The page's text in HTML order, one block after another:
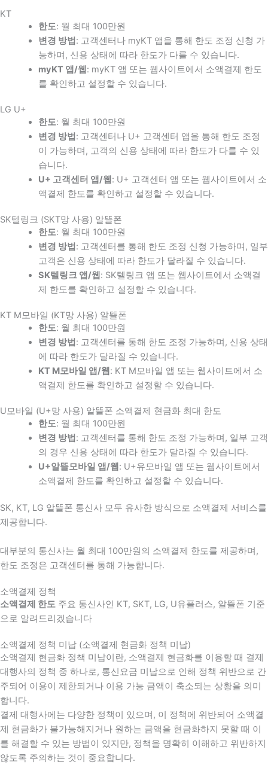
KT
한도: 월 최대 100만원
변경 방법 : 고객센터나 myKT 앱을 통해 한도 조정 신청 가
능하며, 신용 상태에 따라 한도가 다를 수 있습니다.
myKT 앱/웹 : myKT 앱 또는 웹사이트에서 소액결제 한도
를 확인하고 설정할 수 있습니다.
LG U+
한도: 월 최대 100만원
변경 방법 : 고객센터나 U+ 고객센터 앱을 통해 한도 조정
이 가능하며, 고객의 신용 상태에 따라 한도가 다를 수 있
습니다.
U+ 고객센터 앱/웹 : U+ 고객센터 앱 또는 웹사이트에서 소
액결제 한도를 확인하고 설정할 수 있습니다.
SK텔링크 (SKT망 사용) 알뜰폰
한도: 월 최대 100만원
변경 방법 : 고객센터를 통해 한도 조정 신청 가능하며, 일부
고객은 신용 상태에 따라 한도가 달라질 수 있습니다.
SK텔링크 앱/웹 : SK텔링크 앱 또는 웹사이트에서 소액결
제 한도를 확인하고 설정할 수 있습니다.
KT M모바일 (KT망 사용) 알뜰폰
한도: 월 최대 100만원
변경 방법 : 고객센터를 통해 한도 조정 가능하며, 신용 상태
에 따라 한도가 달라질 수 있습니다.
KT M모바일 앱/웹 : KT M모바일 앱 또는 웹사이트에서 소
액결제 한도를 확인하고 설정할 수 있습니다.
U모바일 (U+망 사용) 알뜰폰 소액결제 현금화 최대 한도
한도: 월 최대 100만원
변경 방법 : 고객센터를 통해 한도 조정 가능하며, 일부 고객
의 경우 신용 상태에 따라 한도가 달라질 수 있습니다.
U+알뜰모바일 앱/웹 : U+유모바일 앱 또는 웹사이트에서
소액결제 한도를 확인하고 설정할 수 있습니다.
SK, KT, LG 알뜰폰 통신사 모두 유사한 방식으로 소액결제 서비스를
제공합니다.
대부분의 통신사는 월 최대 100만원의 소액결제 한도를 제공하며,
한도 조정은 고객센터를 통해 가능합니다.
소액결제 정책
소액결제 한도 주요 통신사인 KT, SKT, LG, U유플러스, 알뜰폰 기준
으로 알려드리겠습니다
소액결제 정책 미납 (소액결제 현금화 정책 미납)
소액결제 현금화 정책 미납이란, 소액결제 현금화를 이용할 때 결제
대행사의 정책 중 하나로, 통신요금 미납으로 인해 정책 위반으로 간
주되어 이용이 제한되거나 이용 가능 금액이 축소되는 상황을 의미
합니다.
결제 대행사에는 다양한 정책이 있으며, 이 정책에 위반되어 소액결
제 현금화가 불가능해지거나 원하는 금액을 현금화하지 못할 때 이
를 해결할 수 있는 방법이 있지만, 정책을 명확히 이해하고 위반하지
않도록 주의하는 것이 중요합니다.